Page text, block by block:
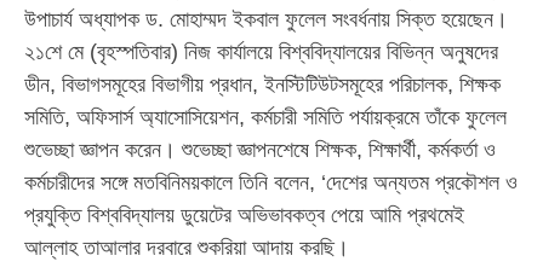
উপাচার্য অধ্যাপক ড. মোহাম্মদ ইকবাল ফুলেল সংবর্ধনায় সিক্ত হয়েছেন।
২১শে মে (বৃহস্পতিবার) নিজ কার্যালয়ে বিশ্ববিদ্যালয়ের বিভিন্ন অনুষদের
ডীন, বিভাগসমূহের বিভাগীয় প্রধান, ইনস্টিটিউটসমূহের পরিচালক, শিক্ষক
সমিতি, অফিসার্স অ্যাসোসিয়েশন, কর্মচারী সমিতি পর্যায়ক্রমে তাঁকে ফুলেল
শুভেচ্ছা জ্ঞাপন করেন। শুভেচ্ছা জ্ঞাপনশেষে শিক্ষক, শিক্ষার্থী, কর্মকর্তা ও
কর্মচারীদের সঙ্গে মতবিনিময়কালে তিনি বলেন, ‘দেশের অন্যতম প্রকৌশল ও
প্রযুক্তি বিশ্ববিদ্যালয় ডুয়েটের অভিভাবকত্ব পেয়ে আমি প্রথমেই
আল্লাহ তাআলার দরবারে শুকরিয়া আদায় করছি।